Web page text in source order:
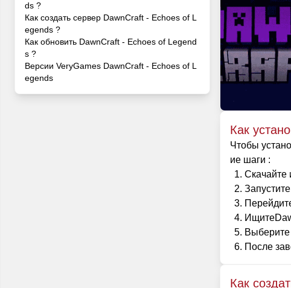
ds ?
Как создать сервер DawnCraft - Echoes of L
egends ?
Как обновить DawnCraft - Echoes of Legend
s ?
Версии VeryGames DawnCraft - Echoes of L
egends
Как
Чтобы
ие шаги :
Скачайте
Выберите
После
Как